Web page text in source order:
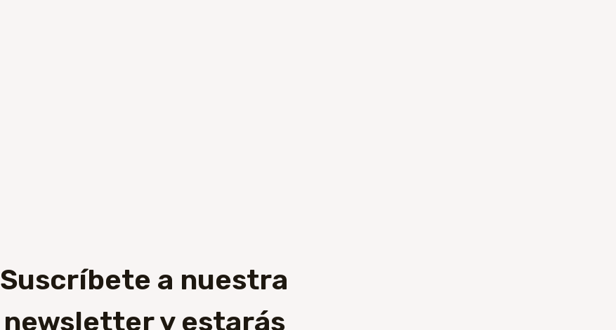
Suscríbete a nuestra
newsletter y estarás